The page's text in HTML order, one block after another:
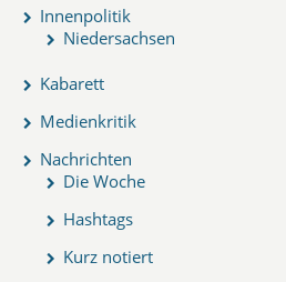
Innenpolitik
Niedersachsen
Kabarett
Medienkritik
Nachrichten
Die Woche
Hashtags
Kurz notiert